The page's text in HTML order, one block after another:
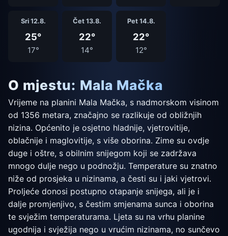
Sri 12.8.
25°
17°
Čet 13.8.
22°
14°
Pet 14.8.
22°
12°
O mjestu: Mala Mačka
Vrijeme na planini Mala Mačka, s nadmorskom visinom
od 1356 metara, značajno se razlikuje od obližnjih
nizina. Općenito je osjetno hladnije, vjetrovitije,
oblačnije i maglovitije, s više oborina. Zime su ovdje
duge i oštre, s obilnim snijegom koji se zadržava
mnogo dulje nego u podnožju. Temperature su znatno
niže od prosjeka u nizinama, a česti su i jaki vjetrovi.
Proljeće donosi postupno otapanje snijega, ali je i
dalje promjenjivo, s čestim smjenama sunca i oborina
te svježim temperaturama. Ljeta su na vrhu planine
ugodnija i svježija nego u vrućim nizinama, no sunčevo